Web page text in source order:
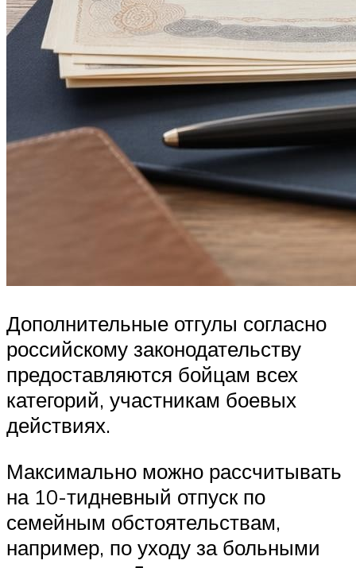
Дополнительные отгулы согласно
российскому законодательству
предоставляются бойцам всех
категорий, участникам боевых
действиях.
Максимально можно рассчитывать
на 10-тидневный отпуск по
семейным обстоятельствам,
например, по уходу за больными